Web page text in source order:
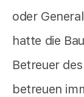
oder
hatte die
Betreuer
betreuen